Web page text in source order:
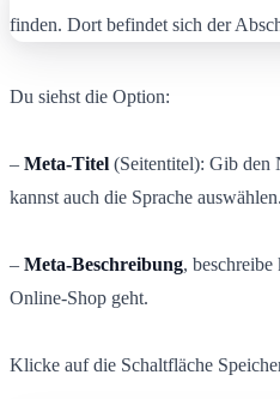
Du siehst die Option:
– Meta-Titel (Seitentitel): Gib den
kannst auch die Sprache auswählen.
– Meta-Beschreibung,
Online-Shop geht.
Klicke auf die Schaltfläche